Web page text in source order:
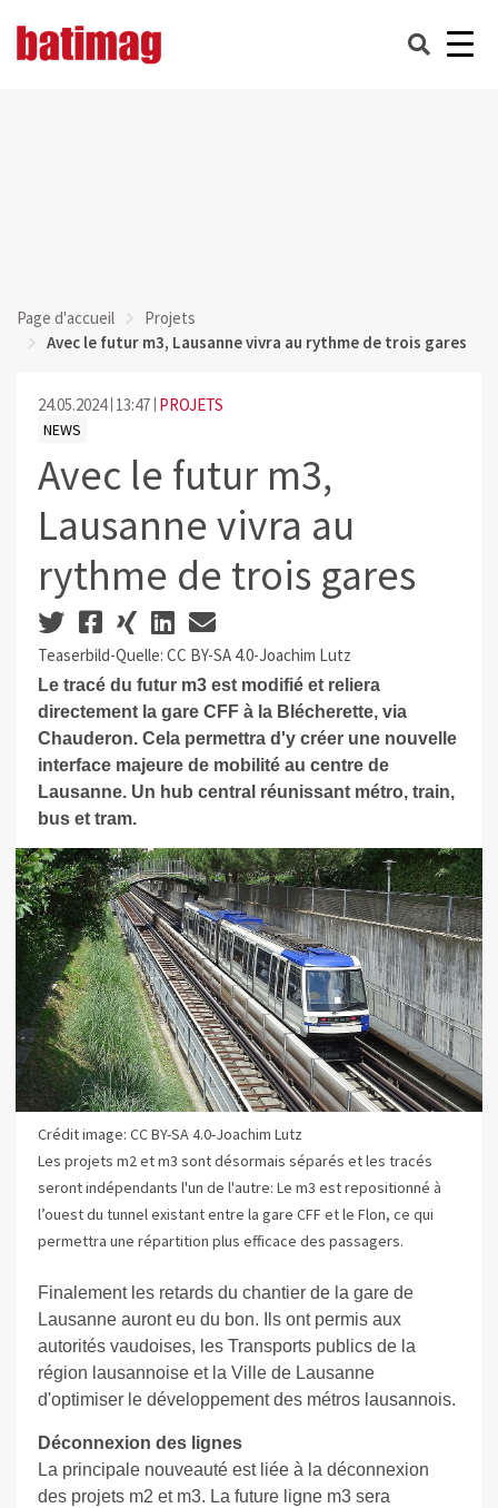
Page d'accueil
Projets
Avec le futur m3, Lausanne vivra au rythme de trois gares
24.05.2024 13:47 PROJETS
NEWS
Avec le futur m3,
Lausanne vivra au
rythme de trois gares
Teaserbild-Quelle: CC BY-SA 4.0-Joachim Lutz
Le tracé du futur m3 est modifié et reliera
directement la gare CFF à la Blécherette, via
Chauderon. Cela permettra d'y créer une nouvelle
interface majeure de mobilité au centre de
Lausanne. Un hub central réunissant métro, train,
bus et tram.
Crédit image: CC BY-SA 4.0-Joachim Lutz
Les projets m2 et m3 sont désormais séparés et les tracés
seront indépendants l'un de l'autre: Le m3 est repositionné à
l’ouest du tunnel existant entre la gare CFF et le Flon, ce qui
permettra une répartition plus efficace des passagers.
Finalement les retards du chantier de la gare de
Lausanne auront eu du bon. Ils ont permis aux
autorités vaudoises, les Transports publics de la
région lausannoise et la Ville de Lausanne
d'optimiser le développement des métros lausannois.
Déconnexion des lignes
La principale nouveauté est liée à la déconnexion
des projets m2 et m3. La future ligne m3 sera